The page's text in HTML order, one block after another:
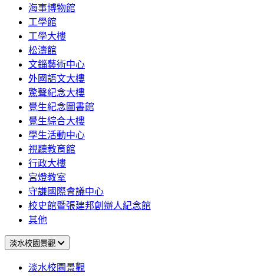
海事博物館
工學館
工學大樓
松濤館
文錙藝術中心
外國語文大樓
驚聲紀念大樓
覺生紀念圖書館
覺生綜合大樓
學生活動中心
視聽教育館
行政大樓
宮燈教室
守謙國際會議中心
校史館暨張建邦創辦人紀念館
其他
淡水校園景觀
淡水校園景觀